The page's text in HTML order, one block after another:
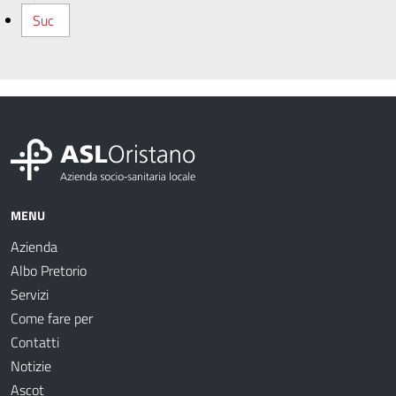
Suc
MENU
Azienda
Albo Pretorio
Servizi
Come fare per
Contatti
Notizie
Ascot